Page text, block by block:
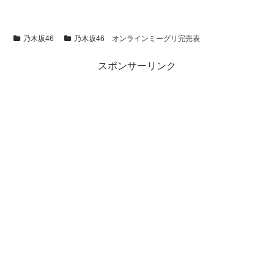
乃木坂46 乃木坂46 オンラインミーグリ完売表
スポンサーリンク